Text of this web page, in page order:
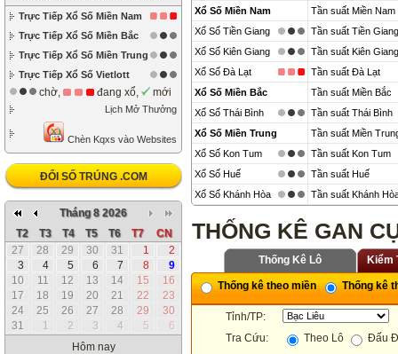
Trực Tiếp Xổ Số Miền Nam
Trực Tiếp Xổ Số Miền Bắc
Trực Tiếp Xổ Số Miền Trung
Trực Tiếp Xổ Số Vietlott
chờ, đang xổ, mới
Lịch Mở Thưởng
Chèn Kqxs vào Websites
ĐỔI SỐ TRÚNG .COM
Tháng 8 2026
T2
T3 T4 T5 T6 T7
CN
27
28 29 30 31 1
2
3
4 5 6 7 8
9
10
11 12 13 14 15
16
17
18 19 20 21 22
23
24
25 26 27 28 29
30
31
1 2 3 4 5
6
Hôm nay
Xổ Số Miền Nam
Tần suất Miền Nam
Xổ Số Tiền Giang
Tần suất Tiền Giang
Xổ Số Kiên Giang
Tần suất Kiên Giang
Xổ Số Đà Lạt
Tần suất Đà Lạt
Xổ Số Miền Bắc
Tần suất Miền Bắc
Xổ Số Thái Bình
Tần suất Thái Bình
Xổ Số Miền Trung
Tần suất Miền
Xổ Số Kon Tum
Tần suất Kon Tum
Xổ Số Huế
Tần suất Huế
Xổ Số Khánh Hòa
Tần suất Khánh
THỐNG KÊ GAN
Thống Kê Lô Kiểm
Thống kê theo miền Thống kê
Tỉnh/TP:
Tra Cứu:
Theo Lô Đấu